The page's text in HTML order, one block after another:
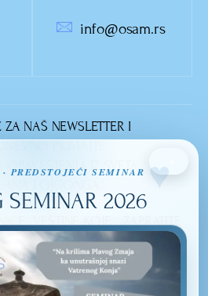
info@osam.rs
ZA NAŠ NEWSLETTER I
OBAVEŠTENJA IZ SVETA
DO
VEŠTINE KOJE
IZUČAVAMO
TAIJIQUAN
QI GONG
ZAPRATITE
NAS
PREDSTOJEĆI SEMINAR
2026